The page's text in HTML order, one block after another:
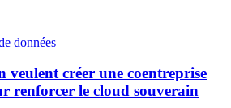
données
veulent créer une coentreprise
renforcer le cloud souverain